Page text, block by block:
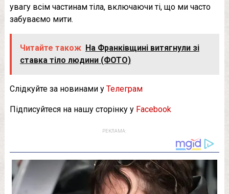
увагу всім частинам тіла, включаючи ті, що ми часто
забуваємо мити.
Читайте також На Франківщині витягнули зі
ставка тіло людини (ФОТО)
Слідкуйте за новинами у Телеграм
Підписуйтеся на нашу сторінку у Facebook
РЕКЛАМА: